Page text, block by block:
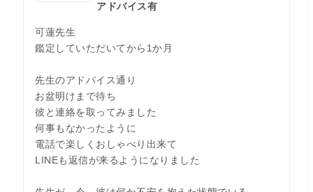
アドバイス有
可蓮先生
鑑定していただいてから1か月
先生のアドバイス通り
お盆明けまで待ち
彼と連絡を取ってみました
何事もなかったように
電話で楽しくおしゃべり出来て
LINEも返信が来るようになりました